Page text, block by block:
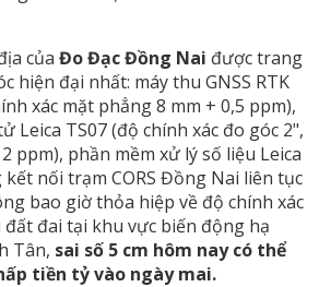
của Đo Đạc Đồng Nai được trang
hiện đại nhất: máy thu GNSS RTK
xác mặt phẳng 8 mm + 0,5 ppm),
Leica TS07 (độ chính xác đo góc 2",
ppm), phần mềm xử lý số liệu Leica
nối trạm CORS Đồng Nai liên tục
bao giờ thỏa hiệp về độ chính xác
đai tại khu vực biến động hạ
Tân, sai số 5 cm hôm nay có thể
tiền tỷ vào ngày mai.